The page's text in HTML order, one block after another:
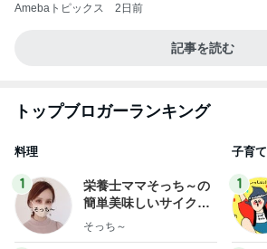
Amebaトピックス 2日前
記事を読む
トップブロガーランキング
料理
1
栄養士ママそっち～の
簡単美味しいサイクル
献立
そっち～
子育て
1